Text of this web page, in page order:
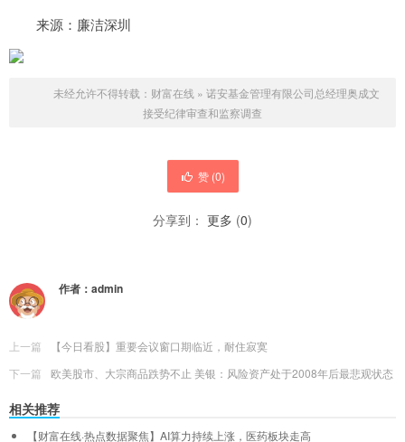
来源：廉洁深圳
未经允许不得转载： 财富在线 » 诺安基金管理有限公司总经理奥成文
接受纪律审查和监察调查
赞 (0)
分享到： 更多 (0)
作者： admin
上一篇
【今日看股】重要会议窗口期临近，耐住寂寞
下一篇
欧美股市、大宗商品跌势不止 美银：风险资产处于2008年后最悲观状态
相关推荐
【财富在线·热点数据聚焦】AI算力持续上涨，医药板块走高